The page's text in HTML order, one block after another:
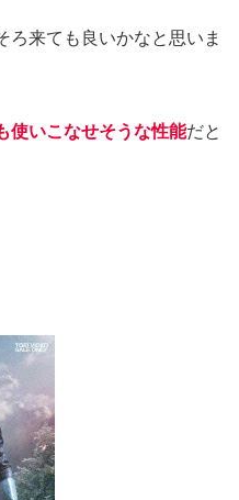
ろ来ても良いかなと思いま
使いこなせそうな性能だと